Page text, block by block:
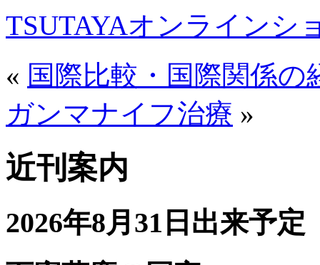
TSUTAYAオンラインシ
« 国際比較・国際関係の
ガンマナイフ治療 »
近刊案内
2026年8月31日出来予定